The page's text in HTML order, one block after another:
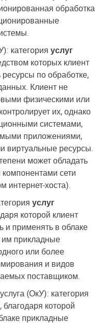
обработка
категория услуг
которых клиент
по обработке,
Клиент не
физическими или
их, однако
системами,
приложениями,
виртуальные ресурсы.
может обладать
сети
интернет-хоста).
услуг
которой клиент
и применять в облаке
прикладные
или более
и видов
поставщиком.
(ОкУ): категория
, благодаря которой
прикладные